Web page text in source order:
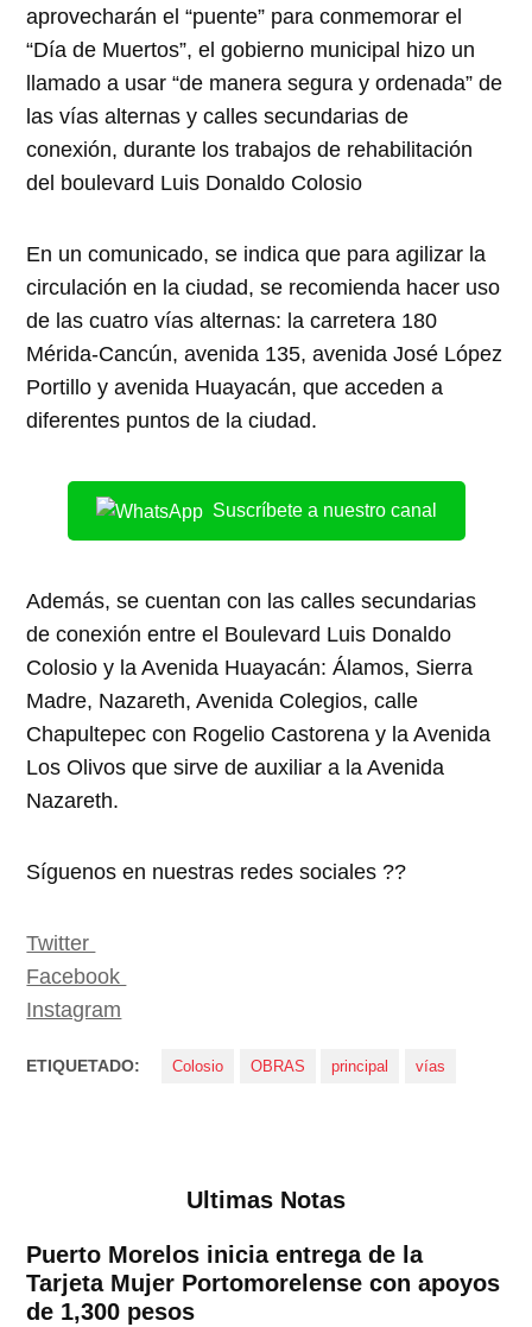
aprovecharán el “puente” para conmemorar el
“Día de Muertos”, el gobierno municipal hizo un
llamado a usar “de manera segura y ordenada” de
las vías alternas y calles secundarias de
conexión, durante los trabajos de rehabilitación
del boulevard Luis Donaldo Colosio
En un comunicado, se indica que para agilizar la
circulación en la ciudad, se recomienda hacer uso
de las cuatro vías alternas: la carretera 180
Mérida-Cancún, avenida 135, avenida José López
Portillo y avenida Huayacán, que acceden a
diferentes puntos de la ciudad.
Suscríbete a nuestro canal
Además, se cuentan con las calles secundarias
de conexión entre el Boulevard Luis Donaldo
Colosio y la Avenida Huayacán: Álamos, Sierra
Madre, Nazareth, Avenida Colegios, calle
Chapultepec con Rogelio Castorena y la Avenida
Los Olivos que sirve de auxiliar a la Avenida
Nazareth.
Síguenos en nuestras redes sociales ??
Twitter
Facebook
Instagram
ETIQUETADO: Colosio OBRAS principal vías
Ultimas Notas
Puerto Morelos inicia entrega de la
Tarjeta Mujer Portomorelense con apoyos
de 1,300 pesos